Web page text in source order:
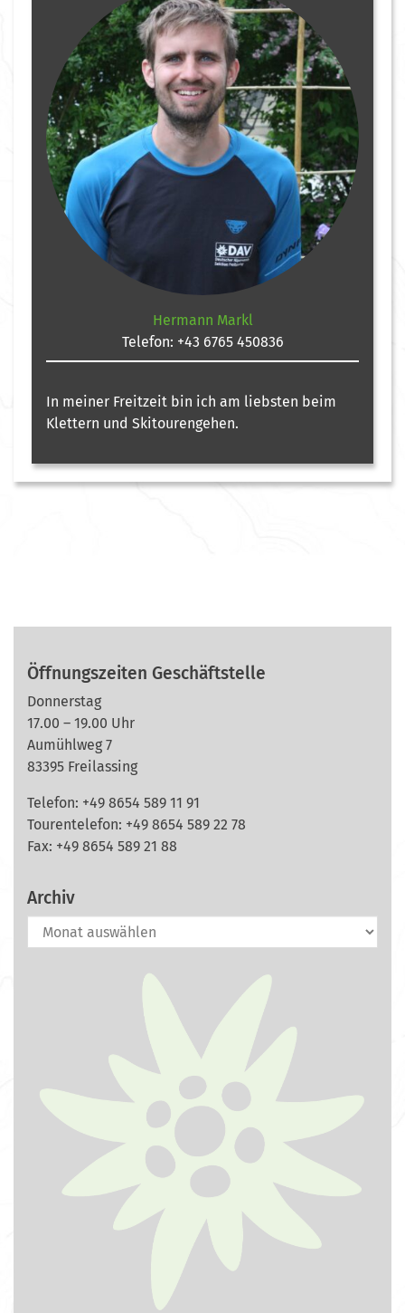
Hermann Markl
Telefon: +43 6765 450836
In meiner Freitzeit bin ich am liebsten beim
Klettern und Skitourengehen.
Öffnungszeiten Geschäftstelle
Donnerstag
17.00 – 19.00 Uhr
Aumühlweg 7
83395 Freilassing
Telefon: +49 8654 589 11 91
Tourentelefon: +49 8654 589 22 78
Fax: +49 8654 589 21 88
Archiv